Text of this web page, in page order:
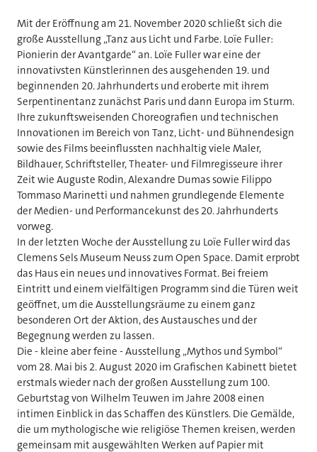
Mit der Eröffnung am 21. November 2020 schließt sich die
große Ausstellung „Tanz aus Licht und Farbe. Loïe Fuller:
Pionierin der Avantgarde“ an. Loïe Fuller war eine der
innovativsten Künstlerinnen des ausgehenden 19. und
beginnenden 20. Jahrhunderts und eroberte mit ihrem
Serpentinentanz zunächst Paris und dann Europa im Sturm.
Ihre zukunftsweisenden Choreografien und technischen
Innovationen im Bereich von Tanz, Licht- und Bühnendesign
sowie des Films beeinflussten nachhaltig viele Maler,
Bildhauer, Schriftsteller, Theater- und Filmregisseure ihrer
Zeit wie Auguste Rodin, Alexandre Dumas sowie Filippo
Tommaso Marinetti und nahmen grundlegende Elemente
der Medien- und Performancekunst des 20. Jahrhunderts
vorweg.
In der letzten Woche der Ausstellung zu Loïe Fuller wird das
Clemens Sels Museum Neuss zum Open Space. Damit erprobt
das Haus ein neues und innovatives Format. Bei freiem
Eintritt und einem vielfältigen Programm sind die Türen weit
geöffnet, um die Ausstellungsräume zu einem ganz
besonderen Ort der Aktion, des Austausches und der
Begegnung werden zu lassen.
Die - kleine aber feine - Ausstellung „Mythos und Symbol“
vom 28. Mai bis 2. August 2020 im Grafischen Kabinett bietet
erstmals wieder nach der großen Ausstellung zum 100.
Geburtstag von Wilhelm Teuwen im Jahre 2008 einen
intimen Einblick in das Schaffen des Künstlers. Die Gemälde,
die um mythologische wie religiöse Themen kreisen, werden
gemeinsam mit ausgewählten Werken auf Papier mit